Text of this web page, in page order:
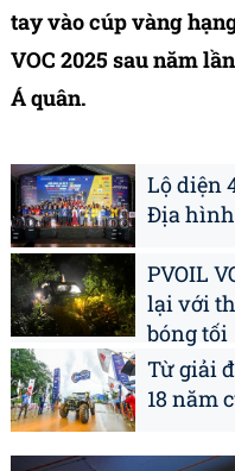
tay vào cúp vàng
VOC 2025 sau năm
Á quân.
Lộ diện
Địa hình
PVOIL
lại với
bóng tối
Từ giải
18 năm